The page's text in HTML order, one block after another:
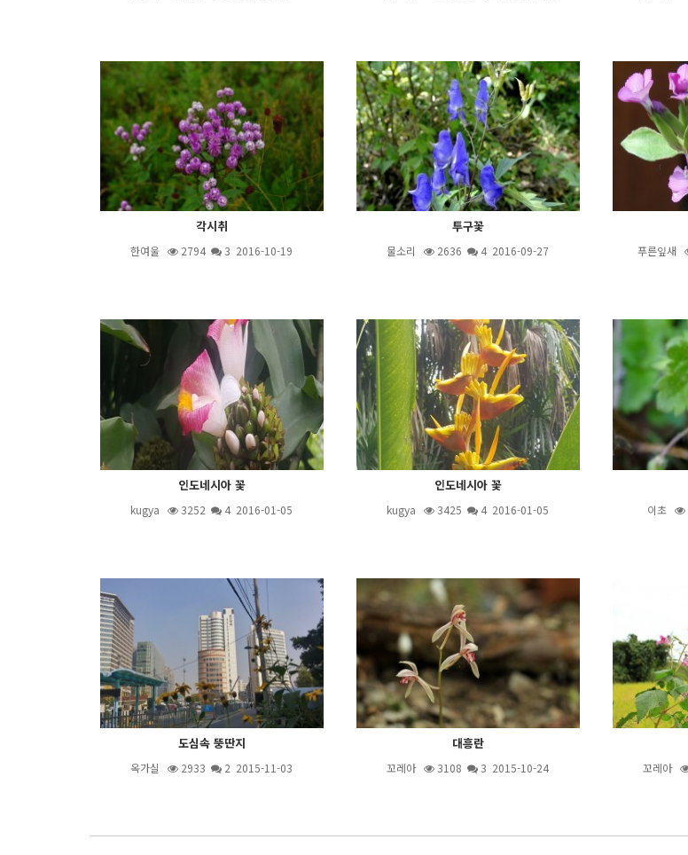
각시취
한여울 2794 3 2016-10-19
투구꽃
물소리 2636 4 2016-09-27 푸른잎새
인도네시아 꽃
kugya 3252 4 2016-01-05
인도네시아 꽃
kugya 3425 4 2016-01-05 이초
도심속 뚱딴지
옥가실 2933 2 2015-11-03
대흥란
꼬레아 3108 3 2015-10-24 꼬레아